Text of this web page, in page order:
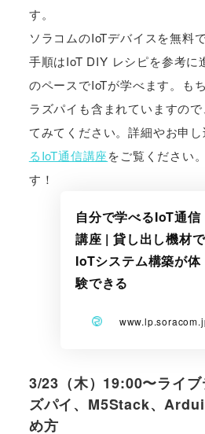
す。
ソラコムのIoTデバイスを無料
手順はIoT DIY レシピを参考に
のペースでIoTが学べます。も
ラズパイも含まれていますの
てみてください。詳細やお申し
るIoT通信講座をご覧ください
す！
自分で学べるIoT通信
講座 | 貸し出し機材で
IoTシステム構築が体
験できる
3/23（木）19:00〜ライ
ズパイ、M5Stack、
め方